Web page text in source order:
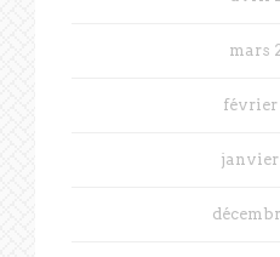
mars
février
janvier